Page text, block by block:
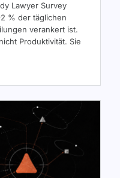
Lawyer Survey
% der täglichen
verankert ist.
Produktivität. Sie